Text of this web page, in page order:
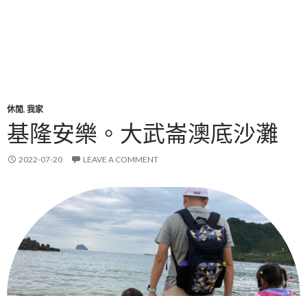
休閒, 我家
基隆安樂。大武崙澳底沙灘
2022-07-20 LEAVE A COMMENT